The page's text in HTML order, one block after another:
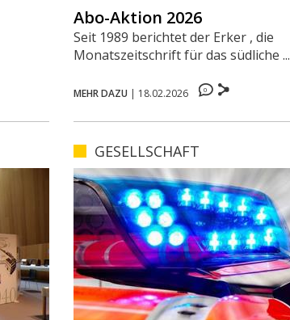
Abo-Aktion 2026
Seit 1989 berichtet der Erker , die
Monatszeitschrift für das südliche ...
MEHR DAZU | 18.02.2026 0
GESELLSCHAFT